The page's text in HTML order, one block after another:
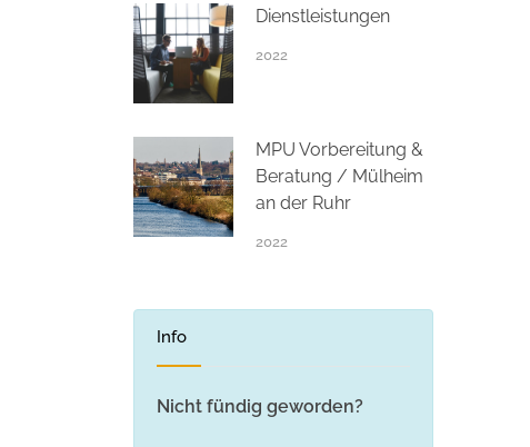
Dienstleistungen
2022
MPU Vorbereitung &
Beratung / Mülheim
an der Ruhr
2022
Info
Nicht fündig geworden?